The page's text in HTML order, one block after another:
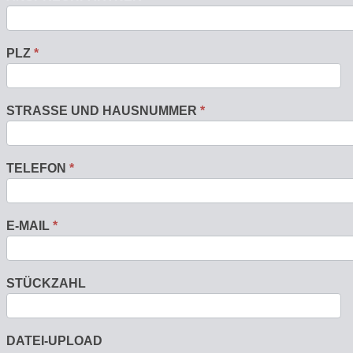
PLZ *
STRASSE UND HAUSNUMMER *
TELEFON *
E-MAIL *
STÜCKZAHL
DATEI-UPLOAD